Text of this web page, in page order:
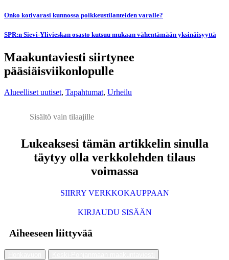
Onko kotivarasi kunnossa poikkeustilanteiden varalle?
SPR:n Sievi-Ylivieskan osasto kutsuu mukaan vähentämään yksinäisyyttä
Maakuntaviesti siirtynee
pääsiäisviikonlopulle
Alueelliset uutiset, Tapahtumat, Urheilu
Sisältö vain tilaajille
Lukeaksesi tämän artikkelin sinulla
täytyy olla verkkolehden tilaus
voimassa
SIIRRY VERKKOKAUPPAAN
KIRJAUDU SISÄÄN
Aiheeseen liittyvää